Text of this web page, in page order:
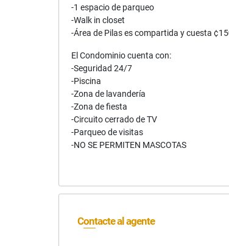
-1 espacio de parqueo
-Walk in closet
-Área de Pilas es compartida y cuesta
El Condominio cuenta con:
-Seguridad 24/7
-Piscina
-Zona de lavandería
-Zona de fiesta
-Circuito cerrado de TV
-Parqueo de visitas
-NO SE PERMITEN MASCOTAS
Contacte al agente